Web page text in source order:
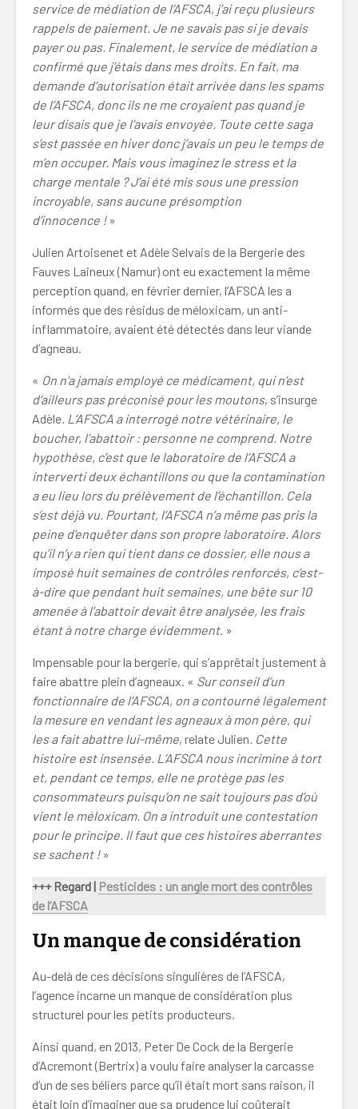
service de médiation de l’AFSCA, j’ai reçu plusieurs
rappels de paiement. Je ne savais pas si je devais
payer ou pas. Finalement, le service de médiation a
confirmé que j’étais dans mes droits. En fait, ma
demande d’autorisation était arrivée dans les spams
de l’AFSCA, donc ils ne me croyaient pas quand je
leur disais que je l’avais envoyée. Toute cette saga
s’est passée en hiver donc j’avais un peu le temps de
m’en occuper. Mais vous imaginez le stress et la
charge mentale ? J’ai été mis sous une pression
incroyable, sans aucune présomption
d’innocence !»
Julien Artoisenet et Adèle Selvais de la Bergerie des
Fauves Laineux (Namur) ont eu exactement la même
perception quand, en février dernier, l’AFSCA les a
informés que des résidus de méloxicam, un anti-
inflammatoire, avaient été détectés dans leur viande
d’agneau.
« On n’a jamais employé ce médicament, qui n’est
d’ailleurs pas préconisé pour les moutons, s’insurge
Adèle. L’AFSCA a interrogé notre vétérinaire, le
boucher, l’abattoir : personne ne comprend. Notre
hypothèse, c’est que le laboratoire de l’AFSCA a
interverti deux échantillons ou que la contamination
a eu lieu lors du prélèvement de l’échantillon. Cela
s’est déjà vu. Pourtant, l’AFSCA n’a même pas pris la
peine d’enquêter dans son propre laboratoire. Alors
qu’il n’y a rien qui tient dans ce dossier, elle nous a
imposé huit semaines de contrôles renforcés, c’est-
à-dire que pendant huit semaines, une bête sur 10
amenée à l’abattoir devait être analysée, les frais
étant à notre charge évidemment. »
Impensable pour la bergerie, qui s’apprêtait justement à
faire abattre plein d’agneaux. « Sur conseil d’un
fonctionnaire de l’AFSCA, on a contourné légalement
la mesure en vendant les agneaux à mon père, qui
les a fait abattre lui-même, relate Julien. Cette
histoire est insensée. L’AFSCA nous incrimine à tort
et, pendant ce temps, elle ne protège pas les
consommateurs puisqu’on ne sait toujours pas d’où
vient le méloxicam. On a introduit une contestation
pour le principe. Il faut que ces histoires aberrantes
se sachent !»
+++ Regard | Pesticides : un angle mort des contrôles
de l’AFSCA
Un manque de considération
Au-delà de ces décisions singulières de l’AFSCA,
l’agence incarne un manque de considération plus
structurel pour les petits producteurs.
Ainsi quand, en 2013, Peter De Cock de la Bergerie
d’Acremont (Bertrix) a voulu faire analyser la carcasse
d’un de ses béliers parce qu’il était mort sans raison, il
était loin d’imaginer que sa prudence lui coûterait